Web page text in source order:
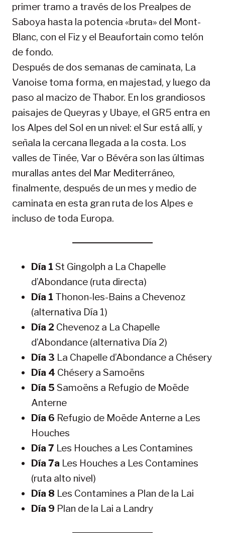
primer tramo a través de los Prealpes de
Saboya hasta la potencia «bruta» del Mont-
Blanc, con el Fiz y el Beaufortain como telón
de fondo.
Después de dos semanas de caminata, La
Vanoise toma forma, en majestad, y luego da
paso al macizo de Thabor. En los grandiosos
paisajes de Queyras y Ubaye, el GR5 entra en
los Alpes del Sol en un nivel: el Sur está allí, y
señala la cercana llegada a la costa. Los
valles de Tinée, Var o Bévéra son las últimas
murallas antes del Mar Mediterráneo,
finalmente, después de un mes y medio de
caminata en esta gran ruta de los Alpes e
incluso de toda Europa.
Día 1 St Gingolph a La Chapelle
d’Abondance (ruta directa)
Día 1 Thonon-les-Bains a Chevenoz
(alternativa Día 1)
Día 2 Chevenoz a La Chapelle
d’Abondance (alternativa Día 2)
Día 3 La Chapelle d’Abondance a Chésery
Día 4 Chésery a Samoëns
Día 5 Samoëns a Refugio de Moëde
Anterne
Día 6 Refugio de Moëde Anterne a Les
Houches
Día 7 Les Houches a Les Contamines
Día 7a Les Houches a Les Contamines
(ruta alto nivel)
Día 8 Les Contamines a Plan de la Lai
Día 9 Plan de la Lai a Landry